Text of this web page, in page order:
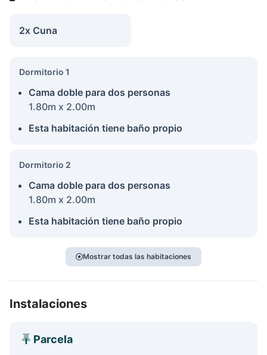
2x Cuna
Dormitorio 1
Cama doble para dos personas
1.80m x 2.00m
Esta habitación tiene baño propio
Dormitorio 2
Cama doble para dos personas
1.80m x 2.00m
Esta habitación tiene baño propio
Mostrar todas las habitaciones
Instalaciones
Parcela